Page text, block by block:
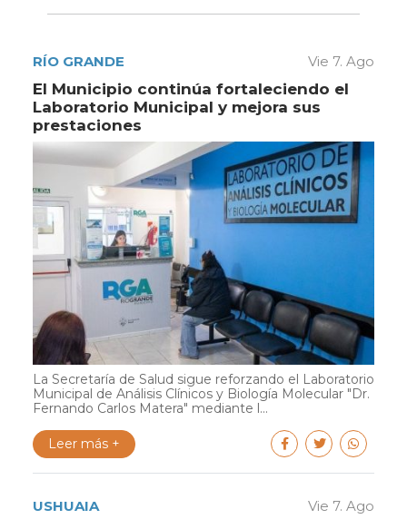
RÍO GRANDE Vie 7. Ago
El Municipio continúa fortaleciendo el
Laboratorio Municipal y mejora sus
prestaciones
La Secretaría de Salud sigue reforzando el Laboratorio
Municipal de Análisis Clínicos y Biología Molecular "Dr.
Fernando Carlos Matera" mediante l...
Leer más +
USHUAIA Vie 7. Ago